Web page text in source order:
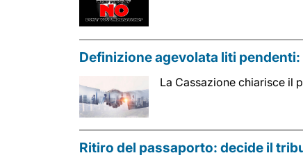
Definizione agevolata liti
La Cassazione chiarisce il
Ritiro del passaporto: decide il